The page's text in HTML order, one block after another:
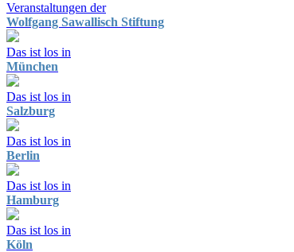
Veranstaltungen der
Wolfgang Sawallisch Stiftung
Das ist los in
München
Das ist los in
Salzburg
Das ist los in
Berlin
Das ist los in
Hamburg
Das ist los in
Köln